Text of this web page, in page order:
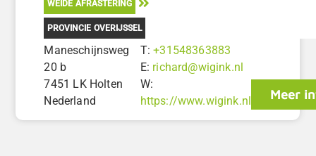
WEIDE AFRASTERING
PROVINCIE OVERIJSSEL
Maneschijnsweg
20 b
7451 LK Holten
Nederland
T:+31548363883
E: richard@wigink.nl
W:
https://www.wigink.nl
Meer